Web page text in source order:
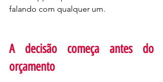
falando com qualquer um.
A decisão começa antes do
orçamento